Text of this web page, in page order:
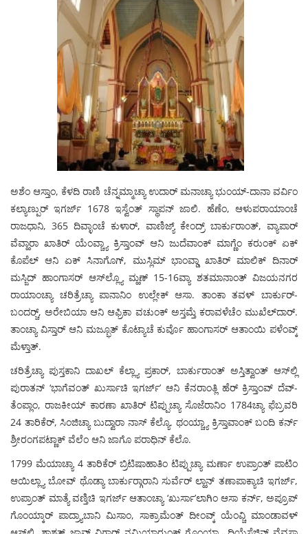
ಅಶೆಂ ಆಸ್ತಾಂ, ಕೆಳದಿ ರಾಣಿ ಚೆನ್ನಮ್ಮಾಚ್ಯಾ ಉದಾರ್ ಮನಾಚ್ಯಾ ಭುಂಯ್-ದಾನಾ ವರ್ವಿಂ
ಕಲ್ಯಾಣ್ಪುರ್ ಇಗರ್ಜ್ 1678 ಇಸ್ವೆಂತ್ ಸ್ಥಾಪನ್ ಜಾಲಿ. ಹೆಣೆಂ, ಆಳುಪರಾಯಾಂಚೆ
ರಾಜಧಾನಿ, 365 ದಿವ್ಳಾಂಚೆ ಕುಳಾರ್, ವಾಣಿಜ್ಯ್ ಕೇಂದ್ರ್ ಬಾರ್ಕುರಾಂತ್, ವ್ಯಾಪಾರ್
ವೆವ್ಹಾರಾ ಖಾತಿರ್ ಯೆಂವ್ಚ್ಯಾ ಕ್ರಿಸ್ತಾಂವ್ ಆನಿ ಜುದೆವಾಂಕ್ ಮಾಗ್ಣೆಂ ಕರುಂಕ್ ಏಕ್
ಕೊಪೆಲ್ ಆನಿ ಏಕ್ ಸಿನಾಗೊಗ್, ಮುಸ್ಲಿಮ್ ಭಾಂವ್ಡಾ ಖಾತಿರ್ ಮಾಲಿಕ್ ದಿನಾರ್
ಮಸ್ಜಿದ್ ಹಾಂಗಾಸರ್ ಆಸ್‍ಲ್ಲ್ಯೊ ಮ್ಹಣ್ 15-16ವ್ಯಾ ಶತಮಾನಾಂತ್ ವಿಜಯನಗರ
ರಾಯಾಂಚ್ಯಾ ಚರಿತ್ರೆಚ್ಯಾ ಪಾನಾನಿಂ ಉಲ್ಲೇಕ್ ಆಸಾ. ತಾಂಕಾ ತವಳ್ ಬಾರ್ಕುರ್-
ಬಂದರ್‍ಚ್, ಅರೇಬಿಯಾ ಆನಿ ಆಫ್ರಿಕಾ ವಚುಂಕ್ ಅಸ್ತಮ್ತೆ ಕರಾವಳೆಚೆಂ ಮುಖೆಲ್‍ದಾರ್.
ತಾಂಚ್ಯಾ ವಿಸ್ತಾರ್ ಆನಿ ಮಜ್ಭೂತ್ ಕೊಟ್ಯಾಚೆ ಕುರ್ವೊ ಹಾಂಗಾಸರ್ ಆತಾಂಯಿ ಪಳೆಂವ್ಕ್
ಮೆಳ್ತಾತ್.
ಚರಿತ್ರೆಚ್ಯಾ ಪುಸ್ತಕಾನಿ ದಾಖಲ್ ಕೆಲ್ಲ್ಯಾ ಪ್ರಕಾರ್, ಬಾರ್ಕುರಾಂತ್ ಅಸ್ತಿತ್ವಾಂತ್ ಆಸ್‍ಲ್ಲಿ
ಪುರಾತನ್ ‘ಭಾಗೆವಂತ್ ಖುರ್ಸಾಚಿ ಇಗರ್ಜ್’ ಆನಿ ಕೆನರಾಂತ್ಲಿ ಹೆರ್ ಕ್ರಿಸ್ತಾಂವ್ ದೆವ್-
ತೆಂಪ್ಲಾಂ, ರಾಜಕೀಯ್ ಕಾರಣಾ ಖಾತಿರ್ ಟಿಪ್ಪುಚ್ಯಾ ಸೊಜೆರಾನಿಂ 1784ಚ್ಯಾ ಫೆಬ್ರವರಿ
24 ತಾರಿಕೆರ್, ಸಿಂಜಿಚ್ಯಾ ಬುದ್ವಾರಾ ನಾಸ್ ಕೆಲ್ಯೊ. ಥಂಯ್ಚ್ಯಾ ಕ್ರಿಸ್ತಾವಾಂಕ್ ಬಂದಿ ಕರ್ನ್
ಶ್ರೀರಂಗಪಟ್ಣಾಕ್ ವೆಲೆಂ ಆನಿ ಜಾಗೊ ಪರಾಧಿನ್ ಕೆಲೊ.
1799 ಮೆಯಾಚ್ಯಾ 4 ತಾರಿಕೆರ್ ಬ್ರಿಟಿಷಾಹಾತಿಂ ಟಿಪ್ಪುಚ್ಯಾ ಮರ್ಣಾ ಉಪ್ರಾಂತ್ ಪಾಟಿಂ
ಆಯಿಲ್ಲ್ಯಾ ಬೋವ್ ಥೊಡ್ಯಾ ಬಾರ್ಕುರ್‍ಗಾರಾನಿ ಸುರ್ವೆರ್ ಲ್ಹಾನ್ ತಣಾಪಾಕ್ಯಾಚಿ ಇಗರ್ಜ್,
ಉಪ್ರಾಂತ್ ಮಾತ್ಯೆ ವಣ್ತಿಚಿ ಇಗರ್ಜ್ ಆತಾಂಚ್ಯಾ ‘ಖುರ್ಸಾ’ಲಾಗಿಂ ಆಸಾ ಕರ್ನ್, ಅಪ್ರೂಪ್
ಗೊಂಯ್ಕಾರ್ ಪಾದ್ರ್ಯಾಬಾನಿ ಮಿಸಾಂ, ಸಾಕ್ರಾಮೆಂತ್ ದೀಂವ್ಕ್ ಯೆಂವ್ಚಿ ಮಾಂಡಾವಳ್